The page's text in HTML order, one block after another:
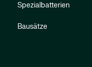
Spezialbatterien
Bausätze